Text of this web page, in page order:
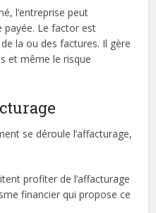
l’entreprise peut
Le factor est
la ou des factures. Il gère
et même le risque
se déroule l’affacturage,
profiter de l’affacturage
financier qui propose ce